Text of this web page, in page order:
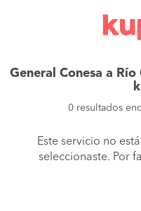
General Conesa a Río
0 resultados
Este servicio no
seleccionaste. Por